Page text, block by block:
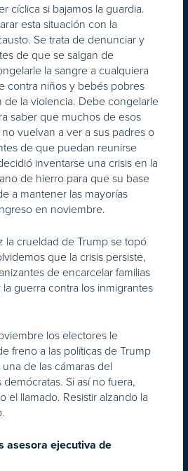
cíclica si bajamos la guardia.
esta situación con la
Se trata de denunciar y
de que se salgan de
la sangre a cualquiera
contra niños y bebés pobres
de la violencia. Debe congelarle
saber que muchos de esos
vuelvan a ver a sus padres o
de que puedan reunirse
inventarse una crisis en la
de hierro para que su base
a mantener las mayorías
en noviembre.
la crueldad de Trump se topó
que la crisis persiste,
de encarcelar familias
guerra contra los inmigrantes
los electores le
freno a las políticas de Trump
de las cámaras del
Si así no fuera,
el llamado. Resistir alzando la
asesora ejecutiva de